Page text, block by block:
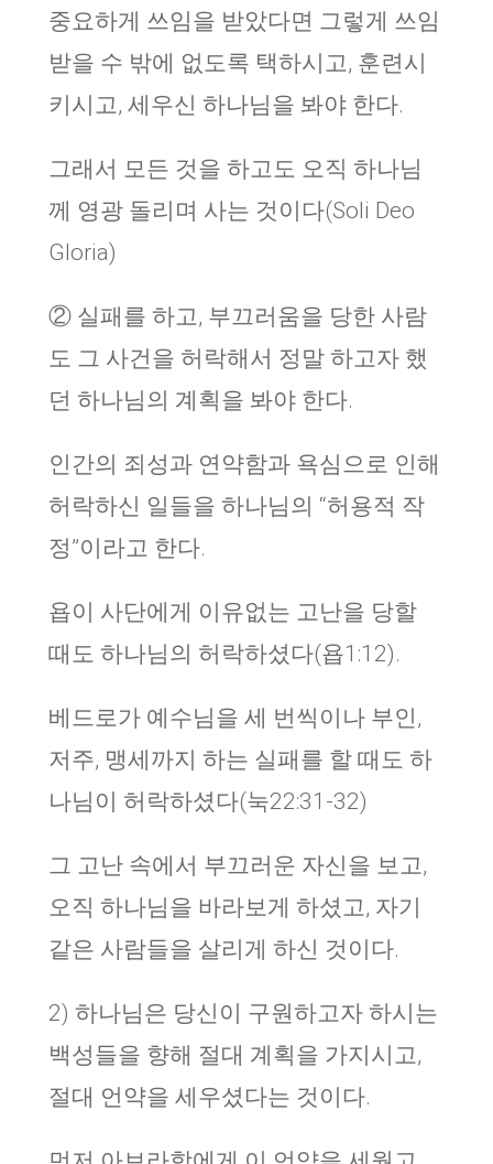
중요하게 쓰임을 받았다면 그렇게 쓰임
받을 수 밖에 없도록 택하시고, 훈련시
키시고, 세우신 하나님을 봐야 한다.
그래서 모든 것을 하고도 오직 하나님
께 영광 돌리며 사는 것이다(Soli Deo
Gloria)
② 실패를 하고, 부끄러움을 당한 사람
도 그 사건을 허락해서 정말 하고자 했
던 하나님의 계획을 봐야 한다.
인간의 죄성과 연약함과 욕심으로 인해
허락하신 일들을 하나님의 “허용적 작
정”이라고 한다.
욥이 사단에게 이유없는 고난을 당할
때도 하나님의 허락하셨다(욥1:12).
베드로가 예수님을 세 번씩이나 부인,
저주, 맹세까지 하는 실패를 할 때도 하
나님이 허락하셨다(눅22:31-32)
그 고난 속에서 부끄러운 자신을 보고,
오직 하나님을 바라보게 하셨고, 자기
같은 사람들을 살리게 하신 것이다.
2) 하나님은 당신이 구원하고자 하시는
백성들을 향해 절대 계획을 가지시고,
절대 언약을 세우셨다는 것이다.